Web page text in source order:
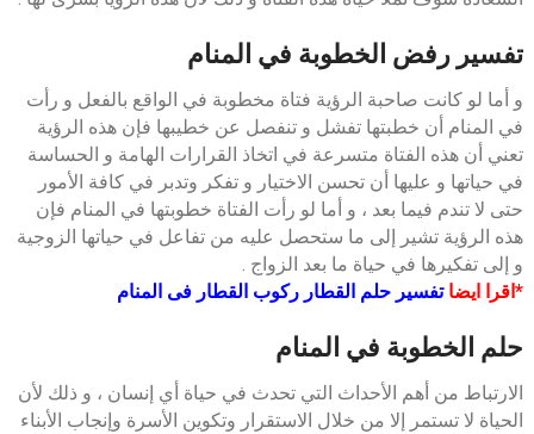
تفسير رفض الخطوبة في المنام
و أما لو كانت صاحبة الرؤية فتاة مخطوبة في الواقع بالفعل و رأت
في المنام أن خطبتها تفشل و تنفصل عن خطيبها فإن هذه الرؤية
تعني أن هذه الفتاة متسرعة في اتخاذ القرارات الهامة و الحساسة
في حياتها و عليها أن تحسن الاختيار و تفكر وتدبر في كافة الأمور
حتى لا تندم فيما بعد ، و أما لو رأت الفتاة خطوبتها في المنام فإن
هذه الرؤية تشير إلى ما ستحصل عليه من تفاعل في حياتها الزوجية
و إلى تفكيرها في حياة ما بعد الزواج .
*اقرا ايضا تفسير حلم القطار ركوب القطار فى المنام
حلم الخطوبة في المنام
الارتباط من أهم الأحداث التي تحدث في حياة أي إنسان ، و ذلك لأن
الحياة لا تستمر إلا من خلال الاستقرار وتكوين الأسرة وإنجاب الأبناء